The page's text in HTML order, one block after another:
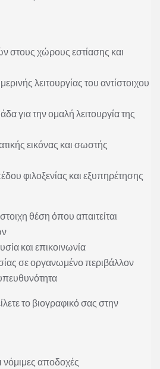
στους χώρους εστίασης και
λειτουργίας του αντίστοιχου
για την ομαλή λειτουργία της
εικόνας και σωστής
φιλοξενίας και εξυπηρέτησης
θέση όπου απαιτείται
και επικοινωνία
σε οργανωμένο περιβάλλον
το βιογραφικό σας στην
αποδοχές